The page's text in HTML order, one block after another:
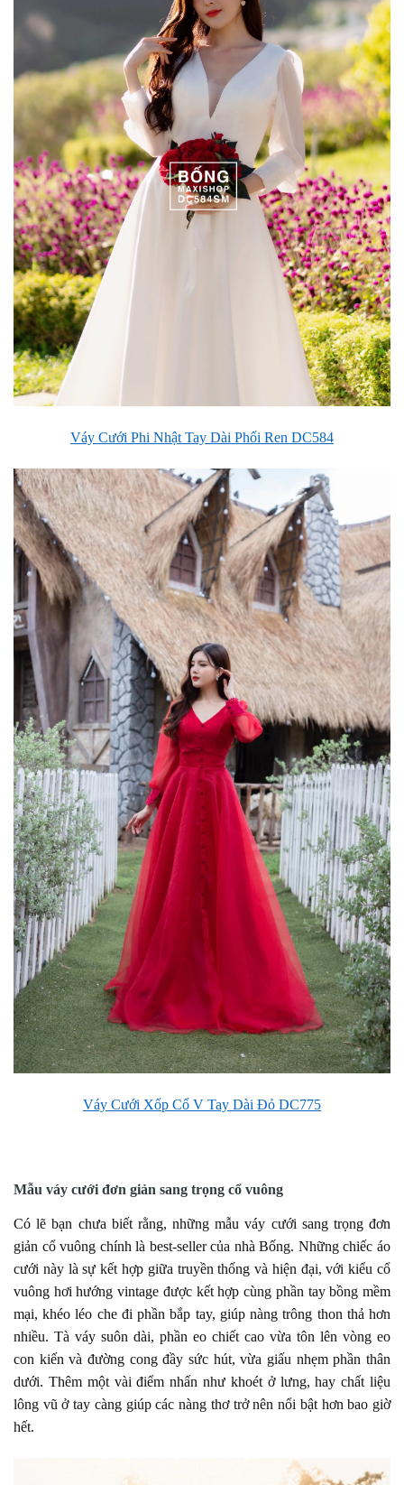
Váy Cưới Phi Nhật Tay Dài Phối Ren DC584
Váy Cưới Xốp Cổ V Tay Dài Đỏ DC775
Mẫu váy cưới đơn giản sang trọng cổ vuông
Có lẽ bạn chưa biết rằng, những mẫu váy cưới sang trọng đơn
giản cổ vuông chính là best-seller của nhà Bống. Những chiếc áo
cưới này là sự kết hợp giữa truyền thống và hiện đại, với kiểu cổ
vuông hơi hướng vintage được kết hợp cùng phần tay bồng mềm
mại, khéo léo che đi phần bắp tay, giúp nàng trông thon thả hơn
nhiều. Tà váy suôn dài, phần eo chiết cao vừa tôn lên vòng eo
con kiến và đường cong đầy sức hút, vừa giấu nhẹm phần thân
dưới. Thêm một vài điểm nhấn như khoét ở lưng, hay chất liệu
lông vũ ở tay càng giúp các nàng thơ trở nên nổi bật hơn bao giờ
hết.